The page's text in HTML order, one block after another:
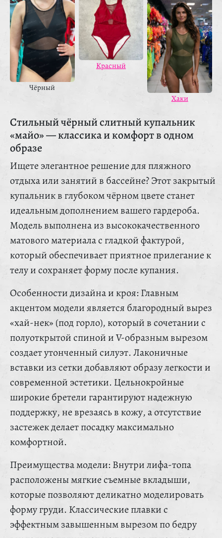
Чёрный
Красный
Хаки
Стильный чёрный слитный купальник
«майо» — классика и комфорт в одном
образе
Ищете элегантное решение для пляжного
отдыха или занятий в бассейне? Этот закрытый
купальник в глубоком чёрном цвете станет
идеальным дополнением вашего гардероба.
Модель выполнена из высококачественного
матового материала с гладкой фактурой,
который обеспечивает приятное прилегание к
телу и сохраняет форму после купания.
Особенности дизайна и кроя: Главным
акцентом модели является благородный вырез
«хай-нек» (под горло), который в сочетании с
полуоткрытой спиной и V-образным вырезом
создает утонченный силуэт. Лаконичные
вставки из сетки добавляют образу легкости и
современной эстетики. Цельнокройные
широкие бретели гарантируют надежную
поддержку, не врезаясь в кожу, а отсутствие
застежек делает посадку максимально
комфортной.
Преимущества модели: Внутри лифа-топа
расположены мягкие съемные вкладыши,
которые позволяют деликатно моделировать
форму груди. Классические плавки с
эффектным завышенным вырезом по бедру